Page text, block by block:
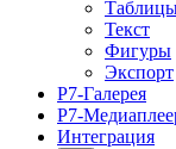
Текст
Фигуры
Экспорт
Р7-Галерея
Р7-
Интеграция